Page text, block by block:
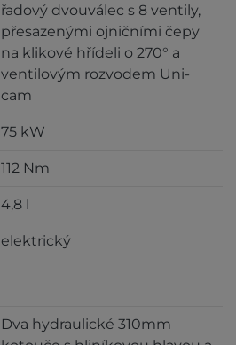
řadový dvouválec s 8 ventily,
přesazenými ojničními čepy
na klikové hřídeli o 270° a
ventilovým rozvodem Uni-
cam
75 kW
112 Nm
4,8 l
elektrický
Dva hydraulické 310mm